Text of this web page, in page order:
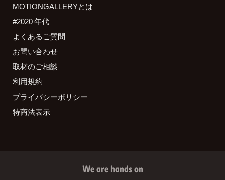
MOTIONGALLERYとは
#2020 年代
よくあるご質問
お問い合わせ
取材のご相談
利用規約
プライバシーポリシー
特商法表示
We are hands on